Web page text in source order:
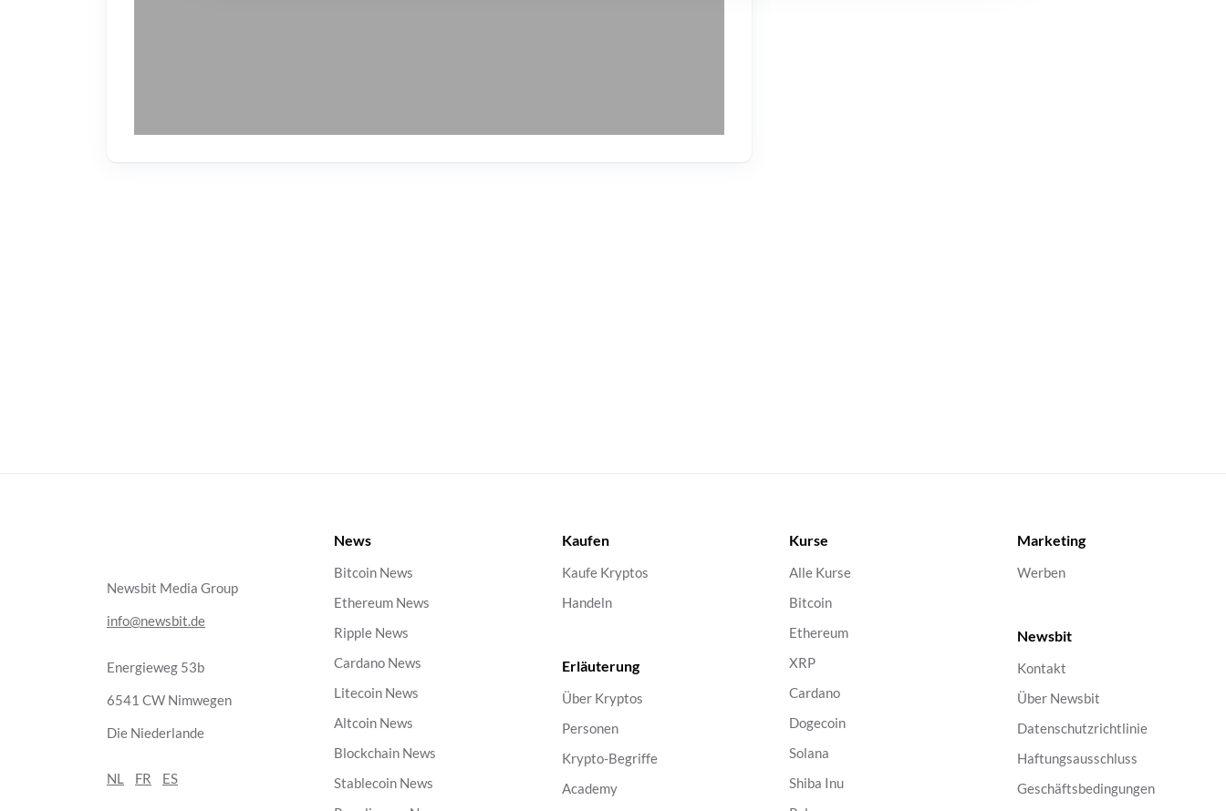
Newsbit Media Group
info@newsbit.de
Energieweg 53b
6541 CW Nimwegen
Die Niederlande
NL FR ES
News
Bitcoin News
Ethereum News
Ripple News
Cardano News
Litecoin News
Altcoin News
Blockchain News
Stablecoin News
Kaufen
Kaufe Kryptos
Handeln
Erläuterung
Über Kryptos
Personen
Krypto-Begriffe
Academy
Kurse
Alle Kurse
Bitcoin
Ethereum
XRP
Cardano
Dogecoin
Solana
Shiba Inu
Marketing
Werben
Newsbit
Kontakt
Über Newsbit
Datenschutzrichtlinie
Haftungsausschluss
Geschäftsbedingungen